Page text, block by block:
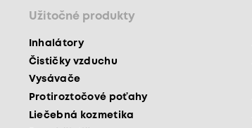
Užitočné produkty
Inhalátory
Čističky vzduchu
Vysávače
Protiroztočové poťahy
Liečebná kozmetika